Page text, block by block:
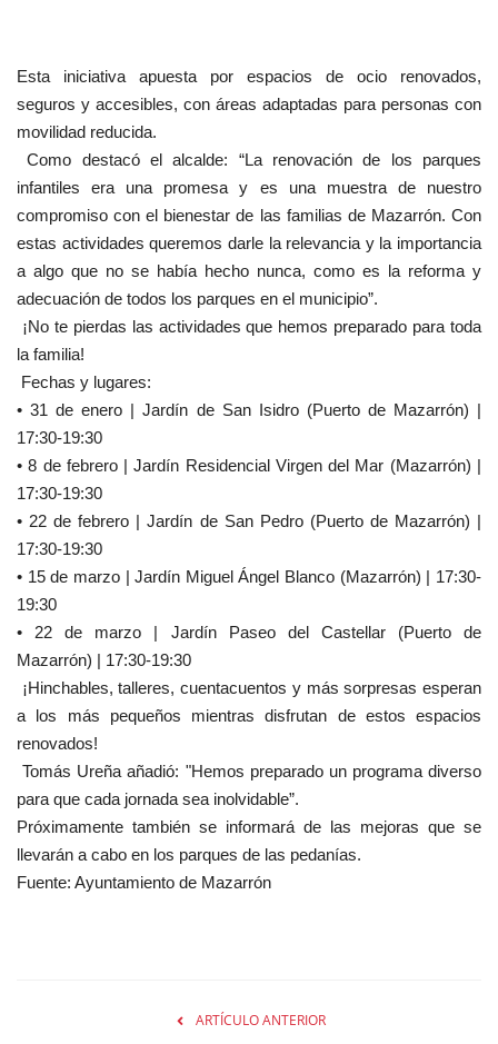
Esta iniciativa apuesta por espacios de ocio renovados,
seguros y accesibles, con áreas adaptadas para personas con
movilidad reducida.
Como destacó el alcalde: “La renovación de los parques
infantiles era una promesa y es una muestra de nuestro
compromiso con el bienestar de las familias de Mazarrón. Con
estas actividades queremos darle la relevancia y la importancia
a algo que no se había hecho nunca, como es la reforma y
adecuación de todos los parques en el municipio”.
¡No te pierdas las actividades que hemos preparado para toda
la familia!
Fechas y lugares:
• 31 de enero | Jardín de San Isidro (Puerto de Mazarrón) |
17:30-19:30
• 8 de febrero | Jardín Residencial Virgen del Mar (Mazarrón) |
17:30-19:30
• 22 de febrero | Jardín de San Pedro (Puerto de Mazarrón) |
17:30-19:30
• 15 de marzo | Jardín Miguel Ángel Blanco (Mazarrón) | 17:30-
19:30
• 22 de marzo | Jardín Paseo del Castellar (Puerto de
Mazarrón) | 17:30-19:30
¡Hinchables, talleres, cuentacuentos y más sorpresas esperan
a los más pequeños mientras disfrutan de estos espacios
renovados!
Tomás Ureña añadió: "Hemos preparado un programa diverso
para que cada jornada sea inolvidable”.
Próximamente también se informará de las mejoras que se
llevarán a cabo en los parques de las pedanías.
Fuente: Ayuntamiento de Mazarrón
ARTÍCULO ANTERIOR